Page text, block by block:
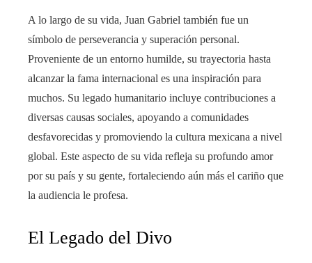
A lo largo de su vida, Juan Gabriel también fue un
símbolo de perseverancia y superación personal.
Proveniente de un entorno humilde, su trayectoria hasta
alcanzar la fama internacional es una inspiración para
muchos. Su legado humanitario incluye contribuciones a
diversas causas sociales, apoyando a comunidades
desfavorecidas y promoviendo la cultura mexicana a nivel
global. Este aspecto de su vida refleja su profundo amor
por su país y su gente, fortaleciendo aún más el cariño que
la audiencia le profesa.
El Legado del Divo